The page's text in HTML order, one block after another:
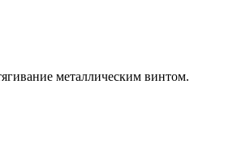
металлическим винтом.